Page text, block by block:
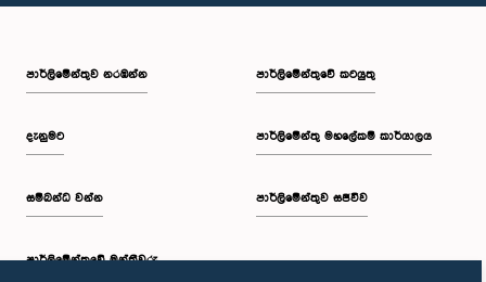
පාර්ලි‌මේන්තුව නරඹන්න
දැනුමට
සම්බන්ධ වන්න
පාර්ලි‌මේන්තුවේ මන්ත්‍රීවරු
පාර්ලිමේන්තුවේ කටයුතු
පාර්ලිමේන්තු මහලේකම් කාර්යාලය
පාර්ලිමේන්තුව සජීවීව